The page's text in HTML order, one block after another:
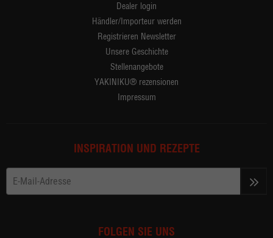
Dealer login
Händler/Importeur werden
Registrieren Newsletter
Unsere Geschichte
Stellenangebote
YAKINIKU® rezensionen
Impressum
INSPIRATION UND REZEPTE
FOLGEN SIE UNS